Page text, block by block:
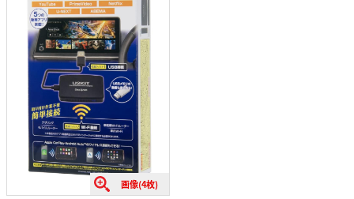
画像(4枚)